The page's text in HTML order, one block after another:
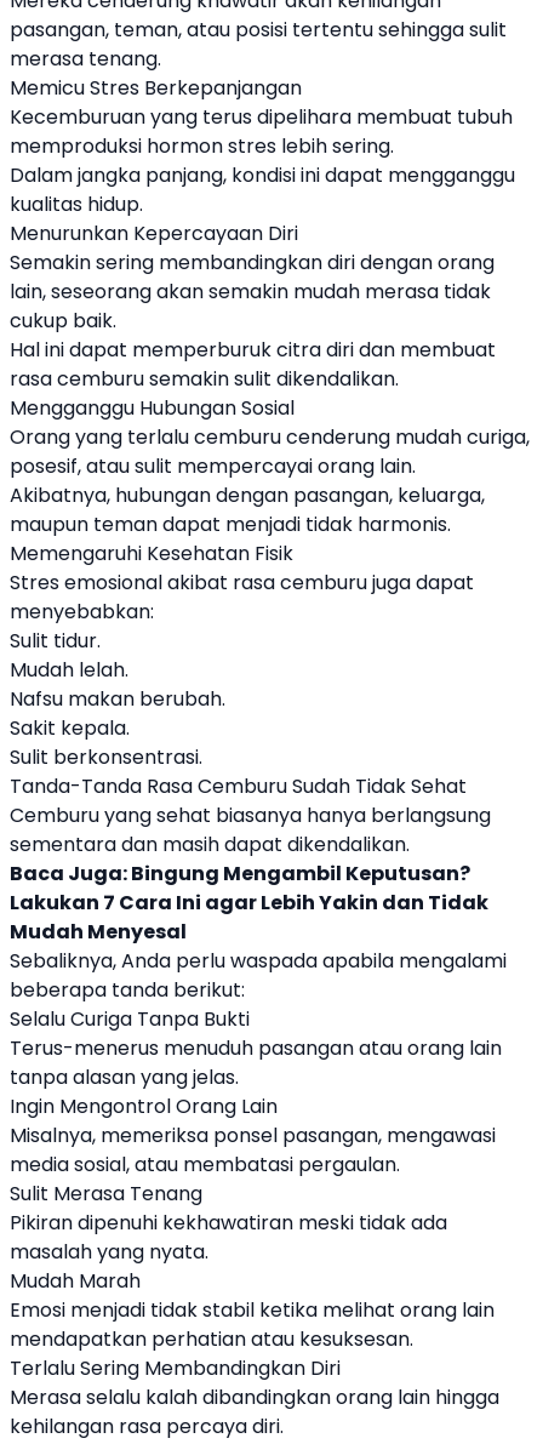
pasangan, teman, atau posisi tertentu sehingga sulit
merasa tenang.
Memicu Stres Berkepanjangan
Kecemburuan yang terus dipelihara membuat tubuh
memproduksi hormon stres lebih sering.
Dalam jangka panjang, kondisi ini dapat mengganggu
kualitas hidup.
Menurunkan Kepercayaan Diri
Semakin sering membandingkan diri dengan orang
lain, seseorang akan semakin mudah merasa tidak
cukup baik.
Hal ini dapat memperburuk citra diri dan membuat
rasa cemburu semakin sulit dikendalikan.
Mengganggu Hubungan Sosial
Orang yang terlalu cemburu cenderung mudah curiga,
posesif, atau sulit mempercayai orang lain.
Akibatnya, hubungan dengan pasangan, keluarga,
maupun teman dapat menjadi tidak harmonis.
Memengaruhi Kesehatan Fisik
Stres emosional akibat rasa cemburu juga dapat
menyebabkan:
Sulit tidur.
Mudah lelah.
Nafsu makan berubah.
Sakit kepala.
Sulit berkonsentrasi.
Tanda-Tanda Rasa Cemburu Sudah Tidak Sehat
Cemburu yang sehat biasanya hanya berlangsung
sementara dan masih dapat dikendalikan.
Baca Juga:Bingung Mengambil Keputusan?
Lakukan 7 Cara Ini agar Lebih Yakin dan Tidak
Mudah Menyesal
Sebaliknya, Anda perlu waspada apabila mengalami
beberapa tanda berikut:
Selalu Curiga Tanpa Bukti
Terus-menerus menuduh pasangan atau orang lain
tanpa alasan yang jelas.
Ingin Mengontrol Orang Lain
Misalnya, memeriksa ponsel pasangan, mengawasi
media sosial, atau membatasi pergaulan.
Sulit Merasa Tenang
Pikiran dipenuhi kekhawatiran meski tidak ada
masalah yang nyata.
Mudah Marah
Emosi menjadi tidak stabil ketika melihat orang lain
mendapatkan perhatian atau kesuksesan.
Terlalu Sering Membandingkan Diri
Merasa selalu kalah dibandingkan orang lain hingga
kehilangan rasa percaya diri.